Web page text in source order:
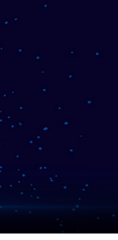
正经网站技术团队竭诚为您服